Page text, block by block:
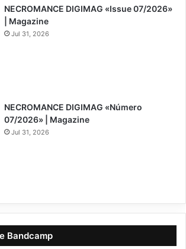
NECROMANCE DIGIMAG «Issue 07/2026»
| Magazine
Jul 31, 2026
NECROMANCE DIGIMAG «Número
07/2026» | Magazine
Jul 31, 2026
Bandcamp